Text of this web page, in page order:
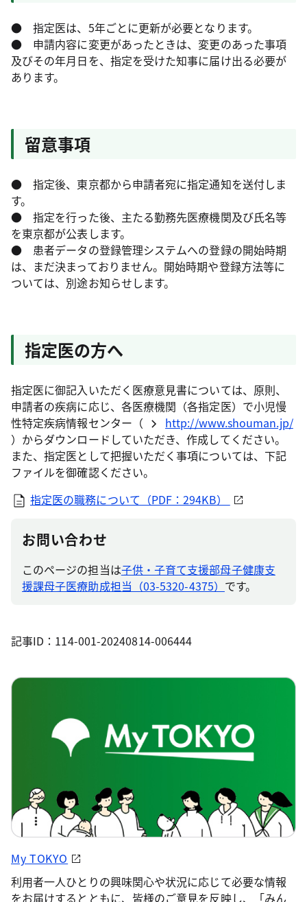
● 指定医は、5年ごとに更新が必要となります。
● 申請内容に変更があったときは、変更のあった事項
及びその年月日を、指定を受けた知事に届け出る必要が
あります。
留意事項
● 指定後、東京都から申請者宛に指定通知を送付しま
す。
● 指定を行った後、主たる勤務先医療機関及び氏名等
を東京都が公表します。
● 患者データの登録管理システムへの登録の開始時期
は、まだ決まっておりません。開始時期や登録方法等に
ついては、別途お知らせします。
指定医の方へ
指定医に御記入いただく医療意見書については、原則、
申請者の疾病に応じ、各医療機関（各指定医）で小児慢
性特定疾病情報センター（
http://www.shouman.jp/
）からダウンロードしていただき、作成してください。
また、指定医として把握いただく事項については、下記
ファイルを御確認ください。
指定医の職務について（PDF：294KB）
お問い合わせ
このページの担当は子供・子育て支援部母子健康支
援課母子医療助成担当（03-5320-4375） です。
記事ID：114-001-20240814-006444
My TOKYO
利用者一人ひとりの興味関心や状況に応じて必要な情報
をお届けするとともに、皆様のご意見を反映し、「みん